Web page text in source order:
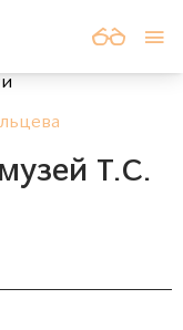
Т.С.